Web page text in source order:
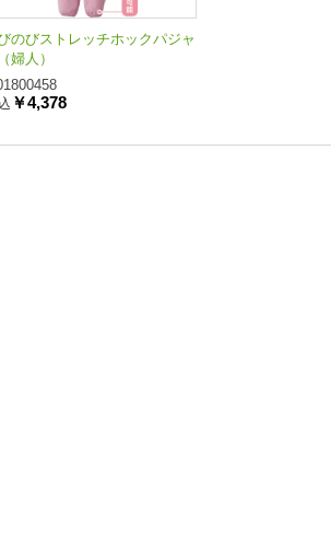
のびストレッチホックパジャ
婦人）
￥4,378